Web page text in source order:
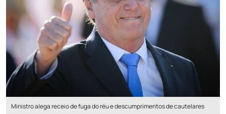
Ministro alega receio de fuga do réu e descumprimentos de cautelares